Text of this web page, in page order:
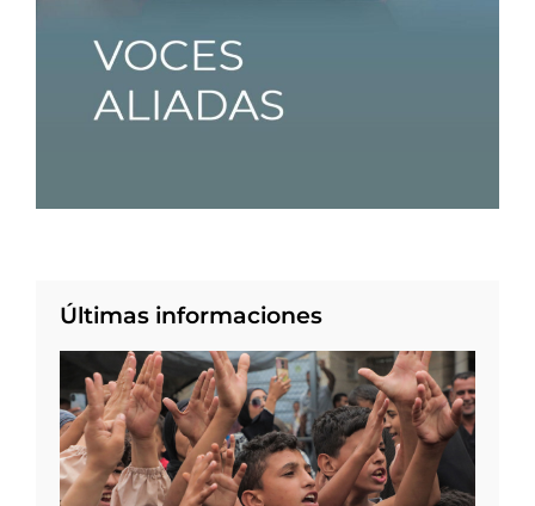
Últimas informaciones